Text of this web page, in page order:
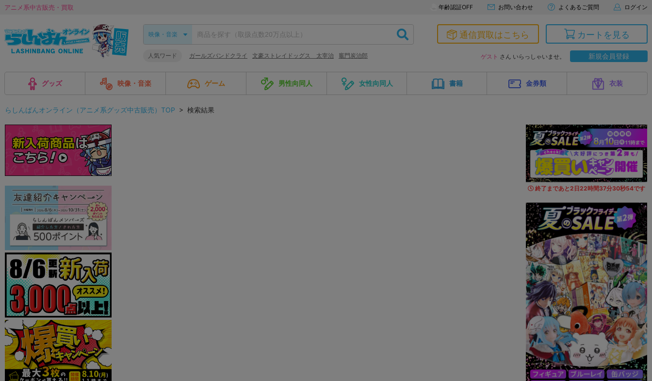
アニメ系中古販売・買取 年齢認証OFF お問い合わせ よくあるご質問 ログイン
人気ワード ガールズバンドクライ 文豪ストレイドッグス 太宰治 竈門炭治郎
通信買取はこちら カートを見る
ゲスト さん いらっしゃいませ。 新規会員登録
グッズ 映像・音楽 ゲーム 男性向同人 女性向同人 書籍 金券類 衣装
らしんばんオンライン（アニメ系グッズ中古販売）TOP > 検索結果
終了まであと2 日22時間 37分29秒42です